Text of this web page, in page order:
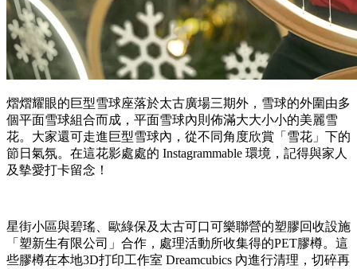
熠熠耀眼的巨型雪球座落於太古廣場三期外，雪球的外圍由多
個平面雪球組合而成，平面雪球內則佈滿大大小小的美麗雪
花。大家還可走進巨型雪球內，從不同角度欣賞「雪花」下的
節日氣氛。在這花影處處的 Instagrammable 環境，記得與家人
及摰愛打卡留念！
星街小區與碧瑤、歐綠保及太古可口可樂聯營的塑膠回收設施
「塑新生有限公司」合作，處理活動所收集得的PET膠樽。這
些膠樽在本地3D打印工作室 Dreamcubics 內進行清理，切碎再